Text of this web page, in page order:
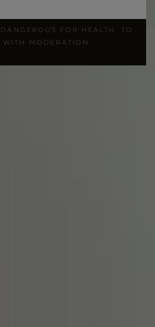
FOR HEALTH. TO
WITH MODERATION